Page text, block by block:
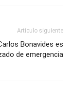
Artículo siguiente
Bonavides es
de emergencia